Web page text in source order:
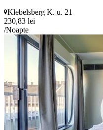
Klebelsberg K. u. 21
230,83 lei
/Noapte